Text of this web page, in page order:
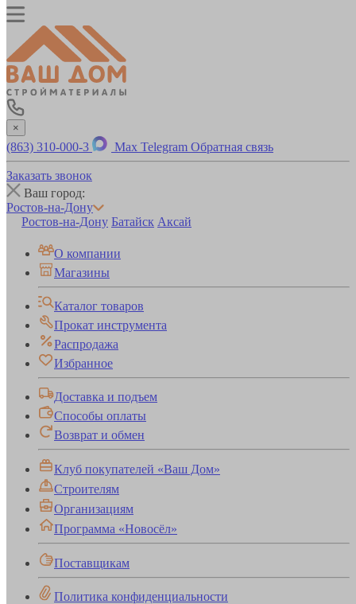
×
(863) 310-000-3 Max Telegram Обратная связь
Заказать звонок
Ваш город:
Ростов-на-Дону
Ростов-на-Дону Батайск Аксай
О компании
Магазины
Каталог товаров
Прокат инструмента
Распродажа
Избранное
Доставка и подъем
Способы оплаты
Возврат и обмен
Клуб покупателей «Ваш Дом»
Строителям
Организациям
Программа «Новосёл»
Поставщикам
Политика конфиденциальности